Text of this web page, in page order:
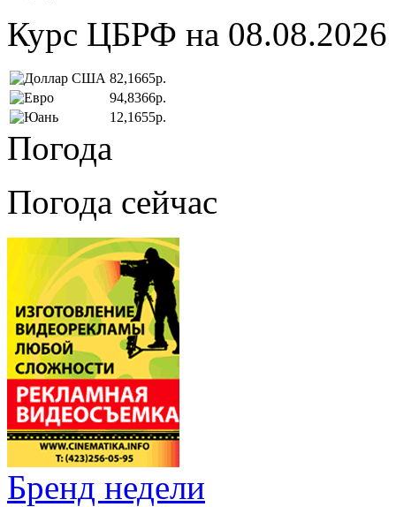
Курс ЦБРФ на 08.08.2026
82,1665р.
94,8366р.
12,1655р.
Погода
Погода сейчас
Бренд недели